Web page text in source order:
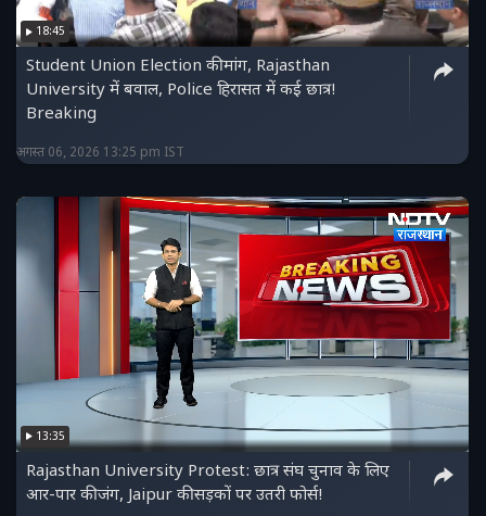
18:45
Student Union Election की मांग, Rajasthan
University में बवाल, Police हिरासत में कई छात्र!
Breaking
अगस्त 06, 2026 13:25 pm IST
13:35
Rajasthan University Protest: छात्र संघ चुनाव के लिए
आर-पार की जंग, Jaipur की सड़कों पर उतरी फोर्स!